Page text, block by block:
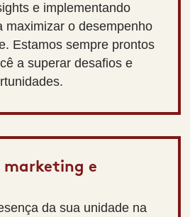
e implementando
maximizar o desempenho
Estamos sempre prontos
a superar desafios e
marketing e
da sua unidade na